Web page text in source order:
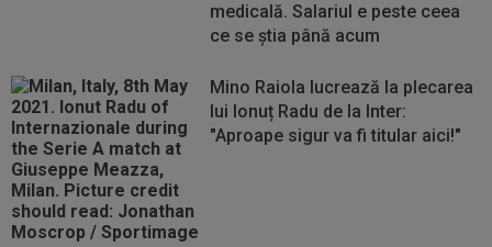
medicală. Salariul e peste ceea
ce se știa până acum
Mino Raiola lucrează la plecarea
lui Ionuț Radu de la Inter:
"Aproape sigur va fi titular aici!"